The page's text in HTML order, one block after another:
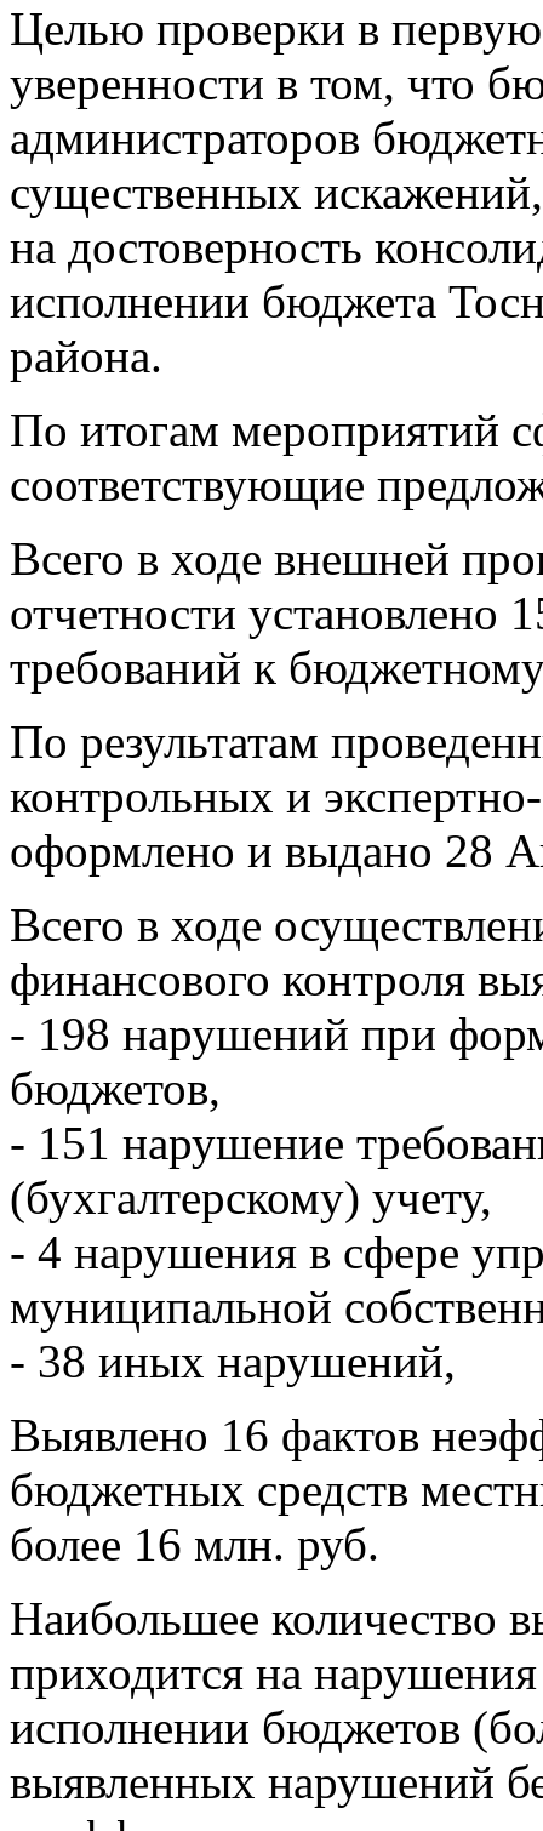
Целью проверки в первую
уверенности в том, что
администраторов
существенных
на достоверность
исполнении бюджета
района.
По итогам мероприятий
соответствующие
Всего в ходе внешней
отчетности установлено
требований к
По результатам
контрольных и
оформлено и выдано 28
Всего в ходе
финансового контроля
- 198 нарушений при
бюджетов,
- 151 нарушение
(бухгалтерскому) учету,
- 4 нарушения в сфере
муниципальной
- 38 иных нарушений,
Выявлено 16 фактов
бюджетных средств
более 16 млн. руб.
Наибольшее количество
приходится на
исполнении бюджетов
выявленных нарушений